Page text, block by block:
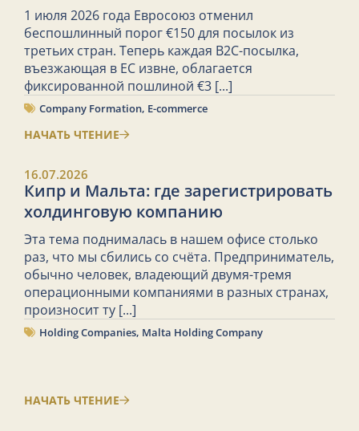
1 июля 2026 года Евросоюз отменил
беспошлинный порог €150 для посылок из
третьих стран. Теперь каждая B2C-посылка,
въезжающая в ЕС извне, облагается
фиксированной пошлиной €3 [...]
Company Formation, E-commerce
НАЧАТЬ ЧТЕНИЕ
16.07.2026
Кипр и Мальта: где зарегистрировать
холдинговую компанию
Эта тема поднималась в нашем офисе столько
раз, что мы сбились со счёта. Предприниматель,
обычно человек, владеющий двумя-тремя
операционными компаниями в разных странах,
произносит ту [...]
Holding Companies, Malta Holding Company
НАЧАТЬ ЧТЕНИЕ